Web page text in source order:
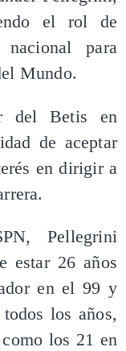
el rol de
para
Mundo.
del Betis en
de aceptar
en dirigir a
Pellegrini
estar 26 años
en el 99 y
los años,
los 21 en